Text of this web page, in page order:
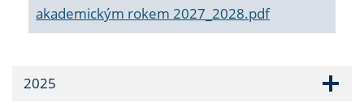
akademickým rokem 2027_2028.pdf
2025